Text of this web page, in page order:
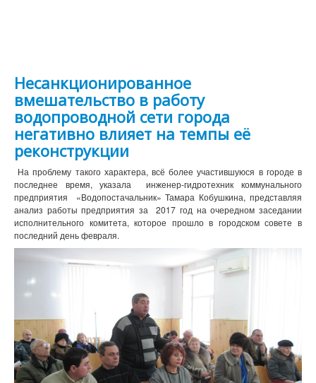
Несанкционированное
вмешательство в работу
водопроводной сети города
негативно влияет на темпы её
реконструкции
На проблему такого характера, всё более участившуюся в городе в
последнее время, указала
инженер-гидротехник коммунального
предприятия
«Водопостачальник» Тамара Кобушкина, представляя
анализ работы предприятия за
2017 год на очередном заседании
исполнительного комитета, которое прошло в городском совете в
последний день февраля.